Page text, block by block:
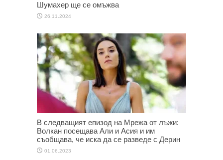
Шумахер ще се омъжва
26.11.2024
В следващият епизод на Мрежа от лъжи:
Волкан посещава Али и Асия и им
съобщава, че иска да се разведе с Дерин
01.06.2023